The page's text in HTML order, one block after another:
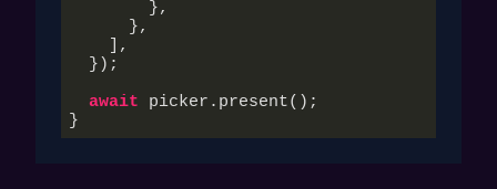
await picker.present();